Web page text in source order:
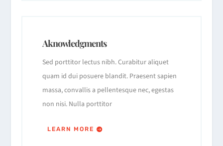
Aknowledgments
Sed porttitor lectus nibh. Curabitur aliquet
quam id dui posuere blandit. Praesent sapien
massa, convallis a pellentesque nec, egestas
non nisi. Nulla porttitor
LEARN MORE